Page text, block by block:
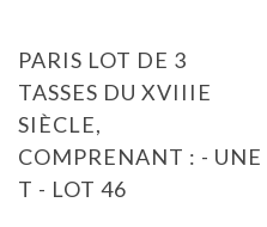
PARIS LOT DE 3
TASSES DU XVIIIE
SIÈCLE,
COMPRENANT : - UNE
T - LOT 46